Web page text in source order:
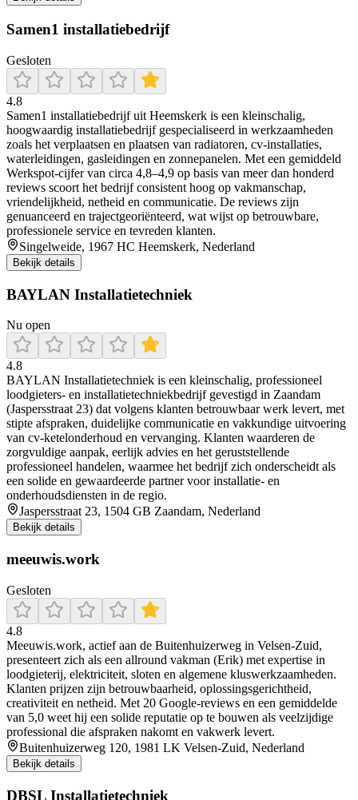
Samen1 installatiebedrijf
Gesloten
4.8
Samen1 installatiebedrijf uit Heemskerk is een kleinschalig,
hoogwaardig installatiebedrijf gespecialiseerd in werkzaamheden
zoals het verplaatsen en plaatsen van radiatoren, cv‑installaties,
waterleidingen, gasleidingen en zonnepanelen. Met een gemiddeld
Werkspot‐cijfer van circa 4,8–4,9 op basis van meer dan honderd
reviews scoort het bedrijf consistent hoog op vakmanschap,
vriendelijkheid, netheid en communicatie. De reviews zijn
genuanceerd en trajectgeoriënteerd, wat wijst op betrouwbare,
professionele service en tevreden klanten.
Singelweide, 1967 HC Heemskerk, Nederland
Bekijk details
BAYLAN Installatietechniek
Nu open
4.8
BAYLAN Installatietechniek is een kleinschalig, professioneel
loodgieters- en installatietechniekbedrijf gevestigd in Zaandam
(Jaspersstraat 23) dat volgens klanten betrouwbaar werk levert, met
stipte afspraken, duidelijke communicatie en vakkundige uitvoering
van cv-ketelonderhoud en vervanging. Klanten waarderen de
zorgvuldige aanpak, eerlijk advies en het geruststellende
professioneel handelen, waarmee het bedrijf zich onderscheidt als
een solide en gewaardeerde partner voor installatie- en
onderhoudsdiensten in de regio.
Jaspersstraat 23, 1504 GB Zaandam, Nederland
Bekijk details
meeuwis.work
Gesloten
4.8
Meeuwis.work, actief aan de Buitenhuizerweg in Velsen‑Zuid,
presenteert zich als een allround vakman (Erik) met expertise in
loodgieterij, elektriciteit, sloten en algemene kluswerkzaamheden.
Klanten prijzen zijn betrouwbaarheid, oplossingsgerichtheid,
creativiteit en netheid. Met 20 Google‑reviews en een gemiddelde
van 5,0 weet hij een solide reputatie op te bouwen als veelzijdige
professional die afspraken nakomt en vakwerk levert.
Buitenhuizerweg 120, 1981 LK Velsen-Zuid, Nederland
Bekijk details
DBSL Installatietechniek